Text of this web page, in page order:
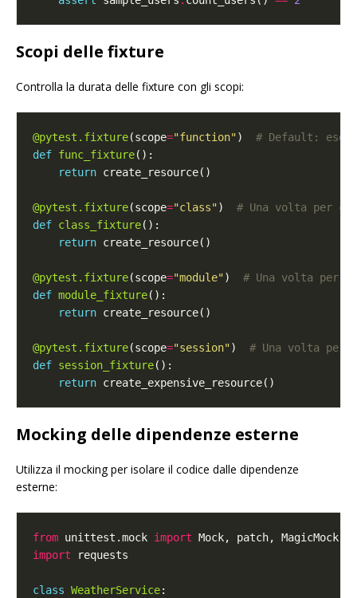
Scopi delle fixture
Controlla la durata delle fixture con gli scopi:
@pytest.fixture(scope="function") # Default:
def func_fixture
return
@pytest.fixture(scope="class") # Una volta per
def class_fixture
return
@pytest.fixture(scope="module") # Una volta per
def module_fixture
return
@pytest.fixture(scope="session") # Una volta per
def session_fixture
return
Mocking delle dipendenze esterne
Utilizza il mocking per isolare il codice dalle dipendenze
esterne:
from unittest.mock import
import
class WeatherService